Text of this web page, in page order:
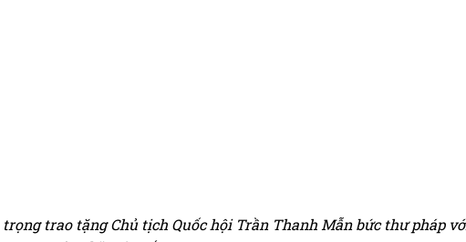
trao tặng Chủ tịch Quốc hội Trần Thanh Mẫn bức thư pháp